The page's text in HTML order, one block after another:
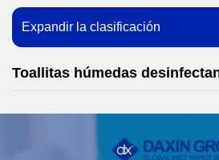
Expandir la clasificación
Toallitas húmedas